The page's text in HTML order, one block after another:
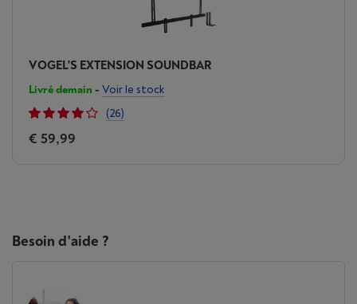
VOGEL'S EXTENSION SOUNDBAR
Livré demain - Voir le stock
(26)
€ 59,99
Besoin d'aide ?